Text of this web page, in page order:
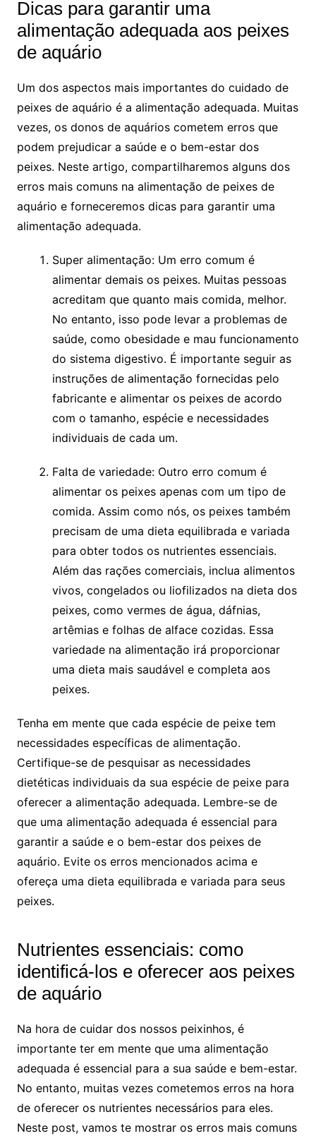
Dicas ⁤para garantir ⁣uma
alimentação ⁢adequada ​aos peixes
de aquário
Um dos ⁤aspectos mais importantes ⁢do cuidado de
peixes ⁢de aquário​ é a⁢ alimentação adequada. Muitas
vezes, os donos de aquários cometem erros que⁢
podem ‍prejudicar ⁣a⁢ saúde e‌ o ‌bem-estar dos
‌peixes. Neste‌ artigo, compartilharemos alguns ​dos
erros mais comuns na⁢ alimentação de ‌peixes⁤ de ​
aquário e ‌forneceremos dicas para garantir uma
alimentação ​adequada.
Super alimentação: Um erro comum é
alimentar demais os peixes.​ Muitas pessoas
acreditam que quanto mais comida, melhor.
No ​entanto, ⁢isso pode levar ‍a problemas de
saúde, como‍ obesidade e ⁤mau⁣ funcionamento
do sistema ⁢digestivo. É importante seguir as
instruções de alimentação fornecidas pelo
fabricante e alimentar ​os peixes de acordo
com o​ tamanho, espécie e⁢ necessidades
⁤individuais ​de cada um.
Falta de variedade: Outro ⁤erro comum é​
alimentar os peixes apenas com um tipo ‍de
comida. Assim como⁤ nós, os ‌peixes ​também​
precisam de uma dieta ⁢equilibrada⁣ e variada
para‍ obter⁣ todos os‌ nutrientes essenciais.
Além das⁢ rações comerciais, inclua​ alimentos
vivos, congelados ou ⁣liofilizados ⁤na dieta dos
peixes, como‍ vermes de ⁤água, dáfnias,
artêmias e folhas⁢ de alface cozidas. Essa
variedade ‌na ⁤alimentação irá​ proporcionar
uma dieta mais ⁢saudável‍ e completa⁤ aos
peixes.
Tenha em mente que cada espécie de⁢ peixe​ tem
necessidades específicas de alimentação.
‍Certifique-se de⁣ pesquisar as necessidades
dietéticas individuais da sua espécie de‌ peixe⁤ para
oferecer a alimentação adequada. Lembre-se ⁣de
que uma alimentação adequada é essencial para
garantir a saúde e o ⁣bem-estar dos peixes de
aquário. Evite os erros ‌mencionados acima e
ofereça​ uma ‌dieta equilibrada e variada para ⁢seus
peixes.
Nutrientes essenciais: como
⁢identificá-los e oferecer aos peixes
de aquário
Na hora ‍de cuidar dos nossos peixinhos, é
⁤importante ter em mente que uma alimentação
adequada ⁤é ‍essencial para ⁢a sua saúde e bem-estar.
No entanto, muitas vezes ‌cometemos erros‌ na hora
de oferecer⁤ os nutrientes necessários para eles.
Neste post, vamos te mostrar os erros mais ⁢comuns